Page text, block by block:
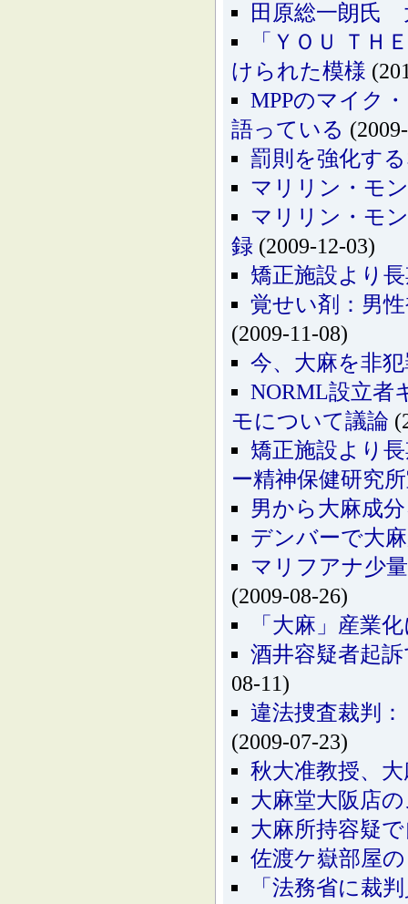
田原総一朗氏
「ＹＯＵ ＴＨ
けられた模様
MPPのマイク
語っている
罰則を強化す
マリリン・モ
マリリン・モ
録 (2009-12-03)
矯正施設より
覚せい剤：男
(2009-11-08)
今、大麻を非
NORML設立者
モについて議論
矯正施設より
ー精神保健研究
男から大麻成
デンバーで大
マリフアナ少
(2009-08-26)
「大麻」産業
酒井容疑者起
08-11)
違法捜査裁判
(2009-07-23)
秋大准教授、
大麻堂大阪店
大麻所持容疑
佐渡ケ嶽部屋
「法務省に裁